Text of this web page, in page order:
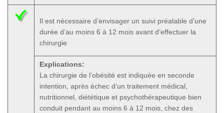
Il est nécessaire d’envisager un suivi préalable d’une
durée d’au moins 6 à 12 mois avant d’effectuer la
chirurgie
Explications:
La chirurgie de l’obésité est indiquée en seconde
intention, après échec d’un traitement médical,
nutritionnel, diététique et psychothérapeutique bien
conduit pendant au moins 6 à 12 mois, chez des